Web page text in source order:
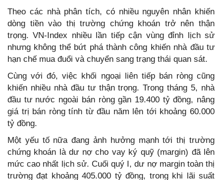
Theo các nhà phân tích, có nhiều nguyên nhân khiến
dòng tiền vào thị trường chứng khoán trở nên thận
trọng. VN-Index nhiều lần tiếp cận vùng đỉnh lịch sử
nhưng không thể bứt phá thành công khiến nhà đầu tư
hạn chế mua đuổi và chuyển sang trạng thái quan sát.
Cùng với đó, việc khối ngoại liên tiếp bán ròng cũng
khiến nhiều nhà đầu tư thận trọng. Trong tháng 5, nhà
đầu tư nước ngoài bán ròng gần 19.400 tỷ đồng, nâng
giá trị bán ròng tính từ đầu năm lên tới khoảng 60.000
tỷ đồng.
Một yếu tố nữa đang ảnh hưởng mạnh tới thị trường
chứng khoán là dư nợ cho vay ký quỹ (margin) đã lên
mức cao nhất lịch sử. Cuối quý I, dư nợ margin toàn thị
trường đạt khoảng 405.000 tỷ đồng, trong khi lãi suất